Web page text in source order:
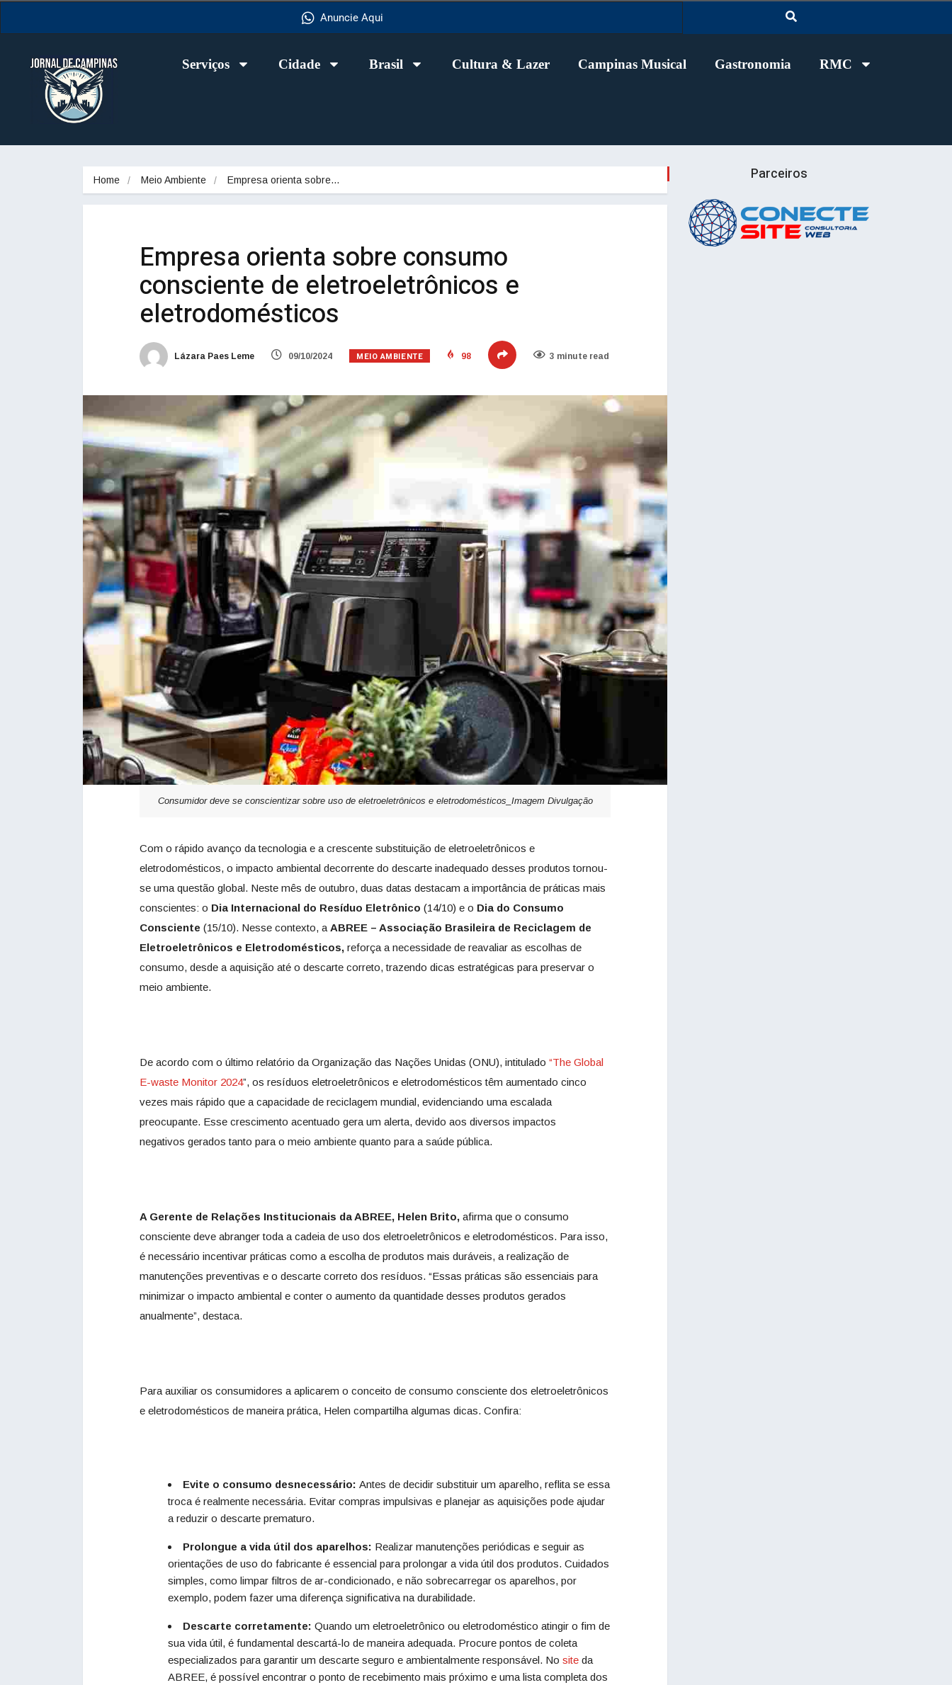
Anuncie Aqui
Serviços Cidade Brasil Cultura & Lazer Campinas Musical Gastronomia RMC
Home Meio Ambiente Empresa orienta sobre…
Empresa orienta sobre consumo
consciente de eletroeletrônicos e
eletrodomésticos
Lázara Paes Leme 09/10/2024 MEIO AMBIENTE 98 3 minute read
Consumidor deve se conscientizar sobre uso de eletroeletrônicos e eletrodomésticos_Imagem Divulgação
Com o rápido avanço da tecnologia e a crescente substituição de eletroeletrônicos e
eletrodomésticos, o impacto ambiental decorrente do descarte inadequado desses produtos tornou-
se uma questão global. Neste mês de outubro, duas datas destacam a importância de práticas mais
conscientes: o Dia Internacional do Resíduo Eletrônico (14/10) e o Dia do Consumo
Consciente (15/10). Nesse contexto, a ABREE – Associação Brasileira de Reciclagem de
Eletroeletrônicos e Eletrodomésticos, reforça a necessidade de reavaliar as escolhas de
consumo, desde a aquisição até o descarte correto, trazendo dicas estratégicas para preservar o
meio ambiente.
De acordo com o último relatório da Organização das Nações Unidas (ONU), intitulado “The Global
E-waste Monitor 2024”, os resíduos eletroeletrônicos e eletrodomésticos têm aumentado cinco
vezes mais rápido que a capacidade de reciclagem mundial, evidenciando uma escalada
preocupante. Esse crescimento acentuado gera um alerta, devido aos diversos impactos
negativos gerados tanto para o meio ambiente quanto para a saúde pública.
A Gerente de Relações Institucionais da ABREE, Helen Brito, afirma que o consumo
consciente deve abranger toda a cadeia de uso dos eletroeletrônicos e eletrodomésticos. Para isso,
é necessário incentivar práticas como a escolha de produtos mais duráveis, a realização de
manutenções preventivas e o descarte correto dos resíduos. “Essas práticas são essenciais para
minimizar o impacto ambiental e conter o aumento da quantidade desses produtos gerados
anualmente”, destaca.
Para auxiliar os consumidores a aplicarem o conceito de consumo consciente dos eletroeletrônicos
e eletrodomésticos de maneira prática, Helen compartilha algumas dicas. Confira:
Evite o consumo desnecessário: Antes de decidir substituir um aparelho, reflita se essa
troca é realmente necessária. Evitar compras impulsivas e planejar as aquisições pode ajudar
a reduzir o descarte prematuro.
Prolongue a vida útil dos aparelhos: Realizar manutenções periódicas e seguir as
orientações de uso do fabricante é essencial para prolongar a vida útil dos produtos. Cuidados
simples, como limpar filtros de ar-condicionado, e não sobrecarregar os aparelhos, por
exemplo, podem fazer uma diferença significativa na durabilidade.
Descarte corretamente: Quando um eletroeletrônico ou eletrodoméstico atingir o fim de
sua vida útil, é fundamental descartá-lo de maneira adequada. Procure pontos de coleta
especializados para garantir um descarte seguro e ambientalmente responsável. No site da
ABREE, é possível encontrar o ponto de recebimento mais próximo e uma lista completa dos
Parceiros